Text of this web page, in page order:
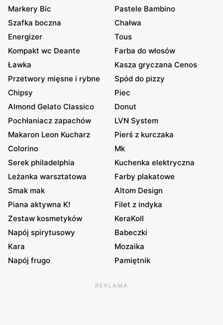
Markery Bic
Pastele Bambino
Szafka boczna
Chałwa
Energizer
Tous
Kompakt wc Deante
Farba do włosów
Ławka
Kasza gryczana Cenos
Przetwory mięsne i rybne
Spód do pizzy
Chipsy
Piec
Almond Gelato Classico
Donut
Pochłaniacz zapachów
LVN System
Makaron Leon Kucharz
Pierś z kurczaka
Colorino
Mk
Serek philadelphia
Kuchenka elektryczna
Leżanka warsztatowa
Farby plakatowe
Smak mak
Altom Design
Piana aktywna K!
Filet z indyka
Zestaw kosmetyków
KeraKoll
Napój spirytusowy
Babeczki
Kara
Mozaika
Napój frugo
Pamiętnik
REKLAMA